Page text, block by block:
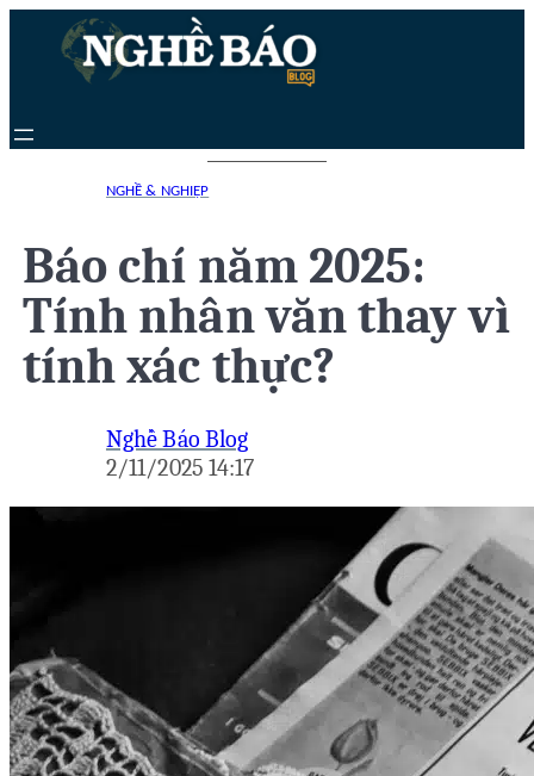
Chuyển
dung
NGHỀ & NGHIỆP
Báo chí năm 2025:
Tính nhân văn thay vì
tính xác thực?
Nghề Báo Blog
2/11/2025 14:17